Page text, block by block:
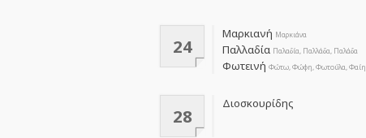
24
Μαρκιανή Μαρκιάνα
Παλλαδία Παλαδία, Παλλάδα, Παλάδα
Φωτεινή Φώτω, Φώφη, Φωτούλα, Φαίη
28
Διοσκουρίδης